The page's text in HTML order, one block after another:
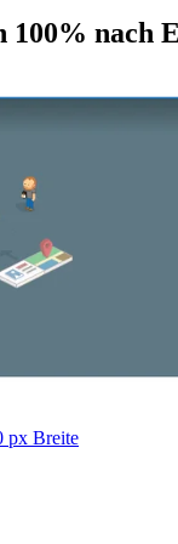
100% nach
px Breite